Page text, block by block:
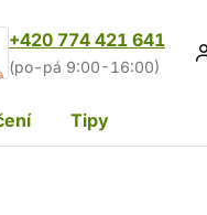
+420 774 421 641
(po-pá 9:00-16:00)
Tipy